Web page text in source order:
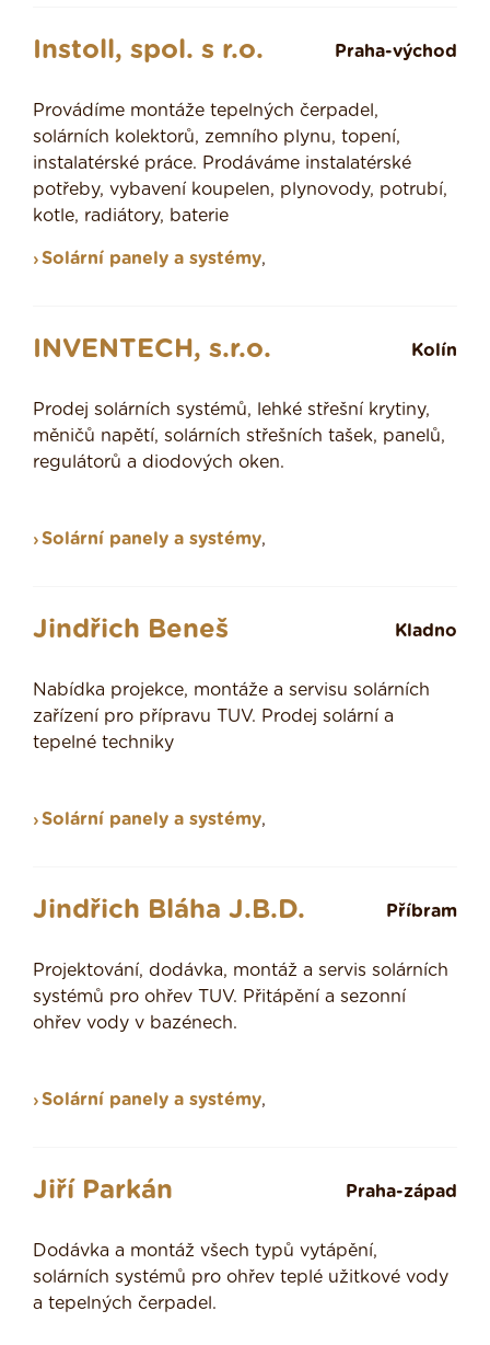
Instoll, spol. s r.o. Praha-východ
Provádíme montáže tepelných čerpadel,
solárních kolektorů, zemního plynu, topení,
instalatérské práce. Prodáváme instalatérské
potřeby, vybavení koupelen, plynovody, potrubí,
kotle, radiátory, baterie
Solární panely a systémy,
INVENTECH, s.r.o. Kolín
Prodej solárních systémů, lehké střešní krytiny,
měničů napětí, solárních střešních tašek, panelů,
regulátorů a diodových oken.
Solární panely a systémy,
Jindřich Beneš Kladno
Nabídka projekce, montáže a servisu solárních
zařízení pro přípravu TUV. Prodej solární a
tepelné techniky
Solární panely a systémy,
Jindřich Bláha J.B.D. Příbram
Projektování, dodávka, montáž a servis solárních
systémů pro ohřev TUV. Přitápění a sezonní
ohřev vody v bazénech.
Solární panely a systémy,
Jiří Parkán Praha-západ
Dodávka a montáž všech typů vytápění,
solárních systémů pro ohřev teplé užitkové vody
a tepelných čerpadel.